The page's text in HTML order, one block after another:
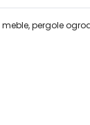
pergole